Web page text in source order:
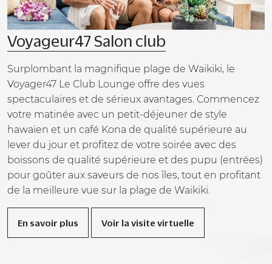
Voyageur47 Salon club
Surplombant la magnifique plage de Waikiki, le
Voyager47 Le Club Lounge offre des vues
spectaculaires et de sérieux avantages. Commencez
votre matinée avec un petit-déjeuner de style
hawaïen et un café Kona de qualité supérieure au
lever du jour et profitez de votre soirée avec des
boissons de qualité supérieure et des pupu (entrées)
pour goûter aux saveurs de nos îles, tout en profitant
de la meilleure vue sur la plage de Waikiki.
En savoir plus Voir la visite virtuelle